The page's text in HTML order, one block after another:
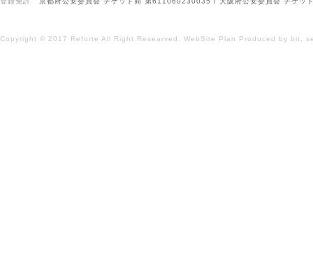
Copyright © 2017 Reforte All Right Researved. WebSite Plan Produced by bit,